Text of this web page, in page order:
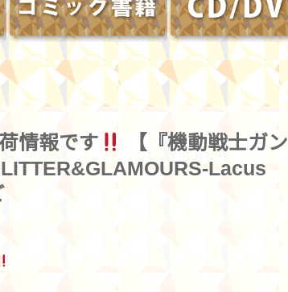
情報です
【『機動戦士ガン
Lacus